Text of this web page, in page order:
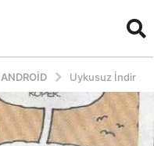
ANDROID Uykusuz İndir